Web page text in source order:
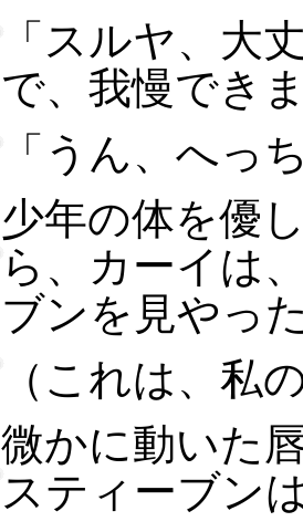
「スルヤ、大
で、我慢でき
「うん、へっ
少年の体を優
ら、カーイは
ブンを見やっ
（これは、私
微かに動いた
スティーブン